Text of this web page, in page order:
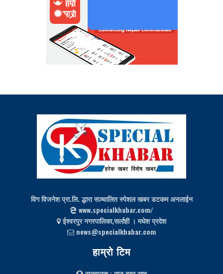
विग विजनेश प्रा.लि. द्धारा सञ्चालित स्पेशल खबर डटकम अनलाईन
www.specialkhabar.com/
ईश्‍वरपुर नगरपालिका,सर्लाही । मधेश प्रदेश
news@specialkhabar.com
हाम्रो टिम